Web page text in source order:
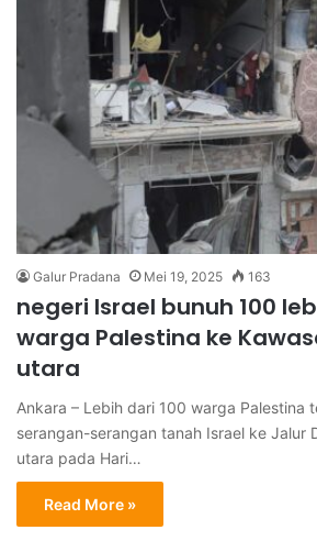
Galur Pradana Mei 19, 2025 163
negeri Israel bunuh 100
warga Palestina ke
utara
Ankara – Lebih dari 100 warga Palestina
serangan-serangan tanah Israel ke Jalur
utara pada Hari…
Read More »